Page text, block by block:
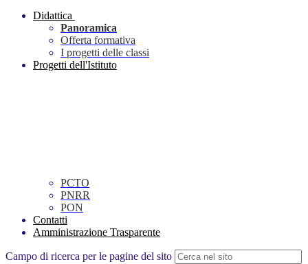
Didattica
Panoramica
Offerta formativa
I progetti delle classi
Progetti dell'Istituto
PCTO
PNRR
PON
Contatti
Amministrazione Trasparente
Campo di ricerca per le pagine del sito